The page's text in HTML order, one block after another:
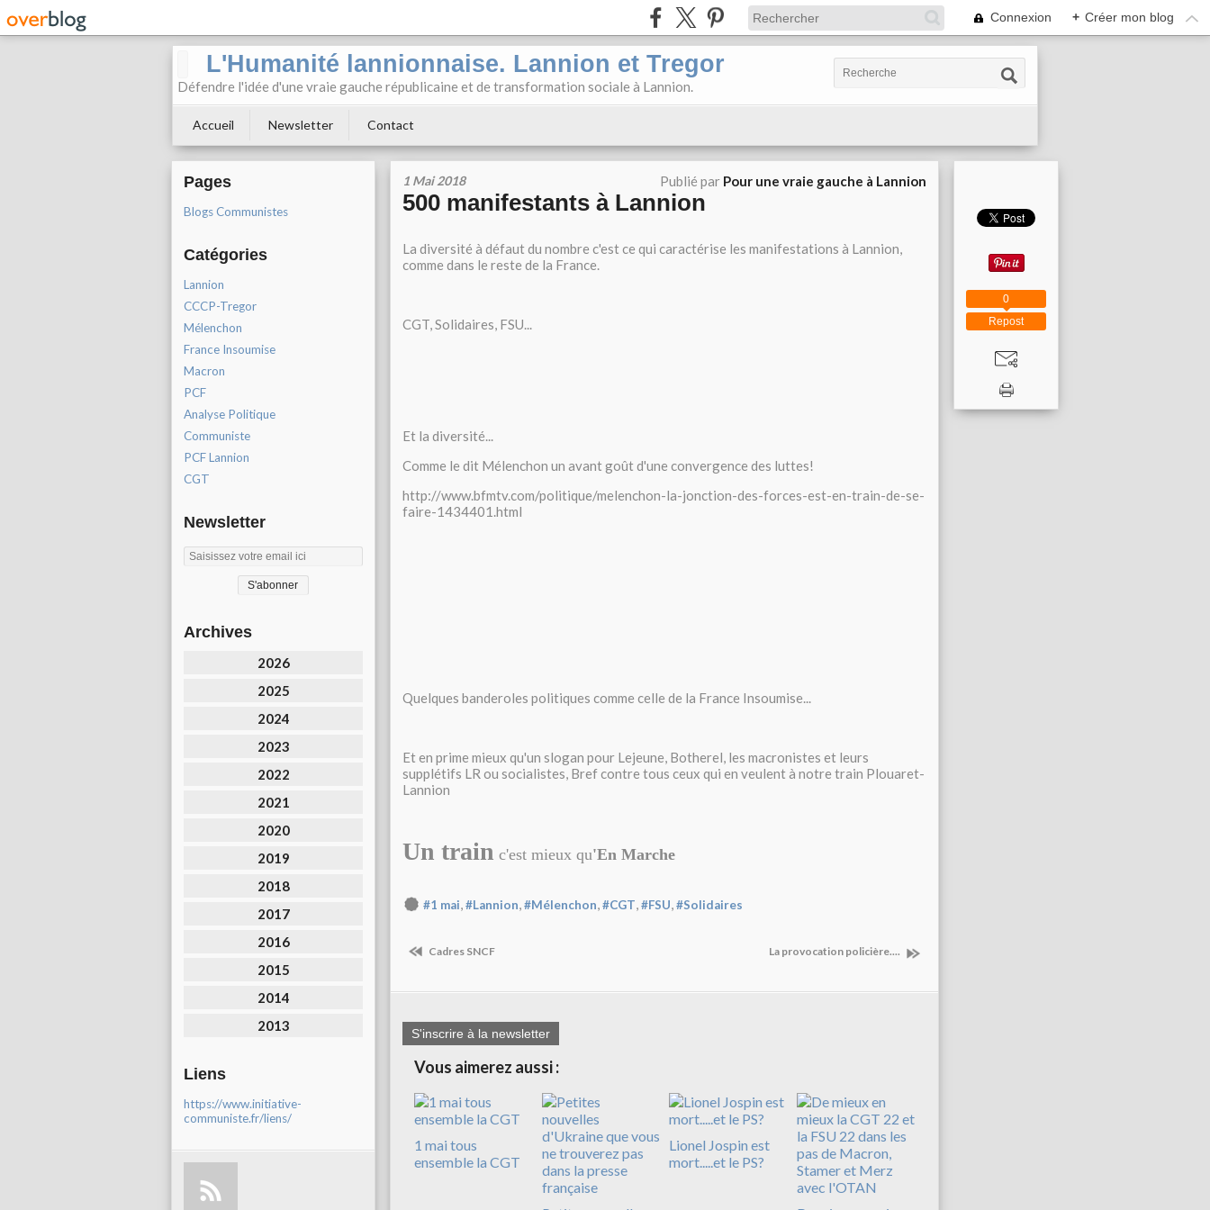
Connexion + Créer mon blog
L'Humanité lannionnaise. Lannion et Tregor
Défendre l'idée d'une vraie gauche républicaine et de transformation sociale à Lannion.
Accueil Newsletter Contact
Pages
Blogs Communistes
Catégories
Lannion
CCCP-Tregor
Mélenchon
France Insoumise
Macron
PCF
Analyse Politique
Communiste
PCF Lannion
CGT
Newsletter
Archives
2026
2025
2024
2023
2022
2021
2020
2019
2018
2017
2016
2015
2014
2013
Liens
https://www.initiative-
communiste.fr/liens/
1 Mai 2018 Publié par Pour une vraie gauche à Lannion
500 manifestants à Lannion
La diversité à défaut du nombre c'est ce qui caractérise les manifestations à Lannion,
comme dans le reste de la France.
CGT, Solidaires, FSU...
Et la diversité...
Comme le dit Mélenchon un avant goût d'une convergence des luttes!
http://www.bfmtv.com/politique/melenchon-la-jonction-des-forces-est-en-train-de-se-
faire-1434401.html
Quelques banderoles politiques comme celle de la France Insoumise...
Et en prime mieux qu'un slogan pour Lejeune, Botherel, les macronistes et leurs
supplétifs LR ou socialistes, Bref contre tous ceux qui en veulent à notre train Plouaret-
Lannion
Un train c'est mieux qu'En Marche
#1 mai,#Lannion,#Mélenchon,#CGT,#FSU,#Solidaires
Cadres SNCF La provocation policière....
S'inscrire à la newsletter
Vous aimerez aussi :
1 mai tous
ensemble la CGT
Lionel Jospin est
mort.....et le PS?
Repost
0